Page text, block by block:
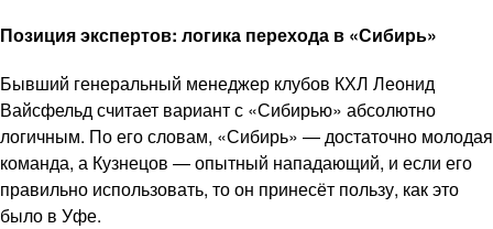
Позиция экспертов: логика перехода в «Сибирь»
Бывший генеральный менеджер клубов КХЛ Леонид
Вайсфельд считает вариант с «Сибирью» абсолютно
логичным. По его словам, «Сибирь» — достаточно молодая
команда, а Кузнецов — опытный нападающий, и если его
правильно использовать, то он принесёт пользу, как это
было в Уфе.